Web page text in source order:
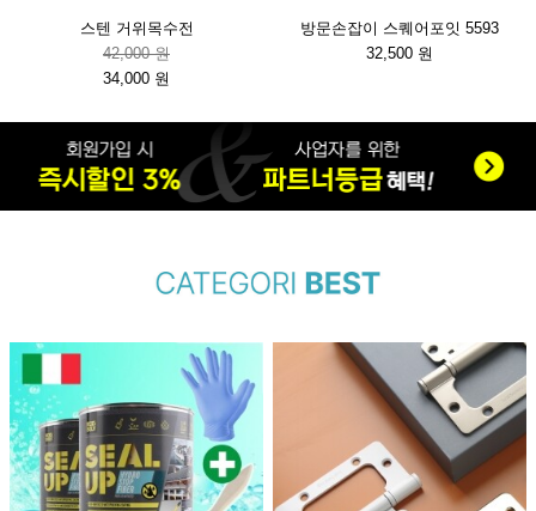
스텐 거위목수전
42,000 원
34,000 원
방문손잡이 스퀘어포잇 5593
32,500 원